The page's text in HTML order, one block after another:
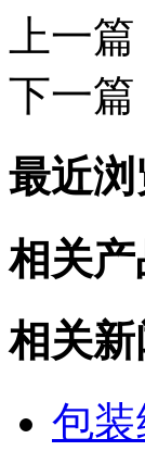
上一篇
下一篇
最近浏
相关产
相关新
包